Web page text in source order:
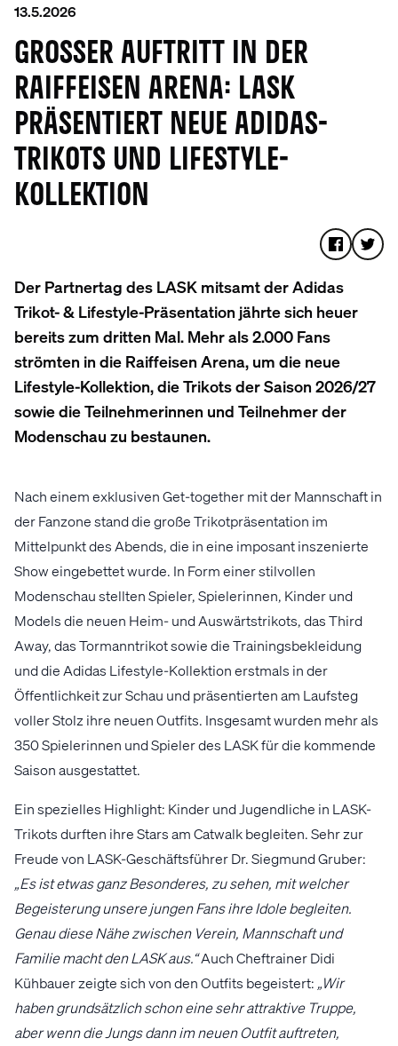
13.5.2026
GROSSER AUFTRITT IN DER R
AIFFEISEN ARENA: LASK P
RÄSENTIERT NEUE ADIDAS-T
RIKOTS UND LIFESTYLE-K
OLLEKTION
Der Partnertag des LASK mitsamt der Adidas
Trikot- & Lifestyle-Präsentation jährte sich heuer
bereits zum dritten Mal. Mehr als 2.000 Fans
strömten in die Raiffeisen Arena, um die neue
Lifestyle-Kollektion, die Trikots der Saison 2026/27
sowie die Teilnehmerinnen und Teilnehmer der
Modenschau zu bestaunen.
Nach einem exklusiven Get-together mit der Mannschaft in
der Fanzone stand die große Trikotpräsentation im
Mittelpunkt des Abends, die in eine imposant inszenierte
Show eingebettet wurde. In Form einer stilvollen
Modenschau stellten Spieler, Spielerinnen, Kinder und
Models die neuen Heim- und Auswärtstrikots, das Third
Away, das Tormanntrikot sowie die Trainingsbekleidung
und die Adidas Lifestyle-Kollektion erstmals in der
Öffentlichkeit zur Schau und präsentierten am Laufsteg
voller Stolz ihre neuen Outfits. Insgesamt wurden mehr als
350 Spielerinnen und Spieler des LASK für die kommende
Saison ausgestattet.
Ein spezielles Highlight: Kinder und Jugendliche in LASK-
Trikots durften ihre Stars am Catwalk begleiten. Sehr zur
Freude von LASK-Geschäftsführer Dr. Siegmund Gruber:
„Es ist etwas ganz Besonderes, zu sehen, mit welcher
Begeisterung unsere jungen Fans ihre Idole begleiten.
Genau diese Nähe zwischen Verein, Mannschaft und
Familie macht den LASK aus.“Auch Cheftrainer Didi
Kühbauer zeigte sich von den Outfits begeistert: „Wir
haben grundsätzlich schon eine sehr attraktive Truppe,
aber wenn die Jungs dann im neuen Outfit auftreten,